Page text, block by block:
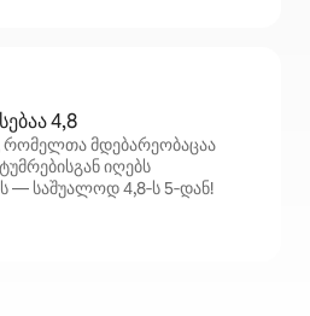
4,8
რომელთა მდებარეობაცაა
იღებს
— საშუალოდ 4,8‑ს 5‑დან!